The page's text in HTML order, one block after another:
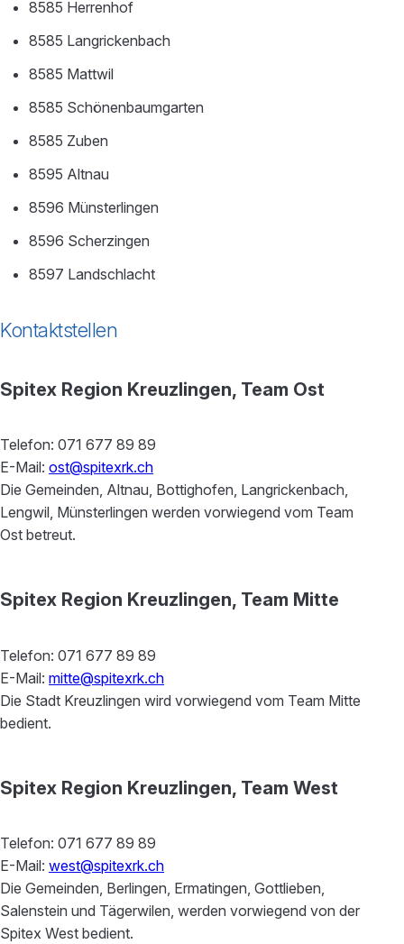
8585 Herrenhof
8585 Langrickenbach
8585 Mattwil
8585 Schönenbaumgarten
8585 Zuben
8595 Altnau
8596 Münsterlingen
8596 Scherzingen
8597 Landschlacht
Kontaktstellen
Spitex Region Kreuzlingen, Team Ost
Telefon: 071 677 89 89
E-Mail: ost@spitexrk.ch
Die Gemeinden, Altnau, Bottighofen, Langrickenbach,
Lengwil, Münsterlingen werden vorwiegend vom Team
Ost betreut.
Spitex Region Kreuzlingen, Team Mitte
Telefon: 071 677 89 89
E-Mail: mitte@spitexrk.ch
Die Stadt Kreuzlingen wird vorwiegend vom Team Mitte
bedient.
Spitex Region Kreuzlingen, Team West
Telefon: 071 677 89 89
E-Mail: west@spitexrk.ch
Die Gemeinden, Berlingen, Ermatingen, Gottlieben,
Salenstein und Tägerwilen, werden vorwiegend von der
Spitex West bedient.